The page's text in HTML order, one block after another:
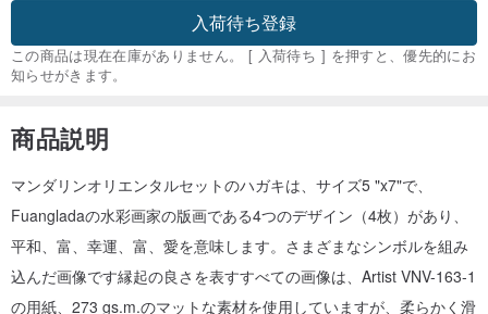
入荷待ち登録
この商品は現在在庫がありません。 [ 入荷待ち ] を押すと、優先的にお
知らせがきます。
商品説明
マンダリンオリエンタルセットのハガキは、サイズ5 "x7"で、
Fuangladaの水彩画家の版画である4つのデザイン（4枚）があり、
平和、富、幸運、富、愛を意味します。さまざまなシンボルを組み
込んだ画像です縁起の良さを表すすべての画像は、Artist VNV-163-1
の用紙、273 gs.m.のマットな素材を使用していますが、柔らかく滑